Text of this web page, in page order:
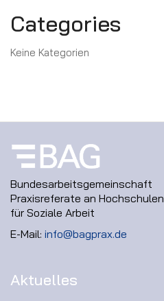
Categories
Keine Kategorien
Bundesarbeitsgemeinschaft
Praxisreferate an Hochschulen
für Soziale Arbeit
E-Mail: info@bagprax.de
Aktuelles